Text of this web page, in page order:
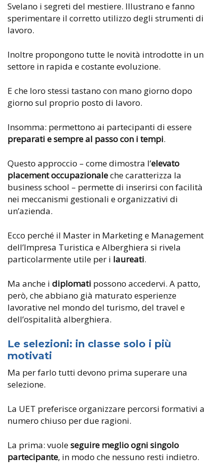
Svelano i segreti del mestiere. Illustrano e fanno
sperimentare il corretto utilizzo degli strumenti di
lavoro.
Inoltre propongono tutte le novità introdotte in un
settore in rapida e costante evoluzione.
E che loro stessi tastano con mano giorno dopo
giorno sul proprio posto di lavoro.
Insomma: permettono ai partecipanti di essere
preparati e sempre al passo con i tempi.
Questo approccio – come dimostra l’elevato
placement occupazionaleche caratterizza la
business school – permette di inserirsi con facilità
nei meccanismi gestionali e organizzativi di
un’azienda.
Ecco perché il Master in Marketing e Management
dell’Impresa Turistica e Alberghiera si rivela
particolarmente utile per i laureati.
Ma anche i diplomati possono accedervi. A patto,
però, che abbiano già maturato esperienze
lavorative nel mondo del turismo, del travel e
dell’ospitalità alberghiera.
Le selezioni: in classe solo i più
motivati
Ma per farlo tutti devono prima superare una
selezione.
La UET preferisce organizzare percorsi formativi a
numero chiuso per due ragioni.
La prima: vuoleseguire meglio ogni singolo
partecipante, in modo che nessuno resti indietro.